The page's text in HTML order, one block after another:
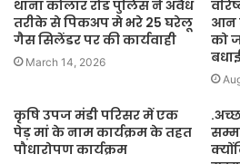
थाना कोलार रोड पुलिस ने अवैध
तरीके से पिकअप मे भरे 25 घरेलू
गैस सिलेंडर पर की कार्यवाही
March 14, 2026
आन
को
कृषि उपज मंडी परिसर में एक
पेड़ मां के नाम कार्यक्रम के तहत
पौधारोपण कार्यक्रम